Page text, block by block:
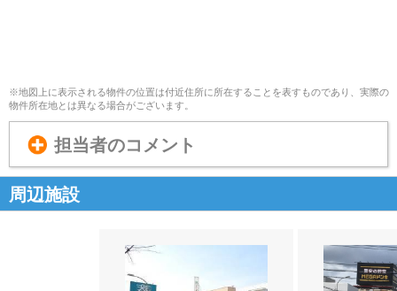
※地図上に表示される物件の位置は付近住所に所在することを表すものであり、実際の
物件所在地とは異なる場合がございます。
担当者のコメント
周辺施設